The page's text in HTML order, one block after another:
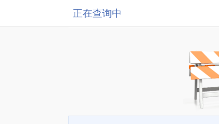
正在查询中